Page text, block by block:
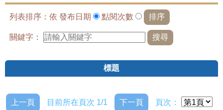
列表排序：依 發布日期 點閱次數
關鍵字：
標題
上一頁 目前所在頁次 1/1 下一頁 頁次：